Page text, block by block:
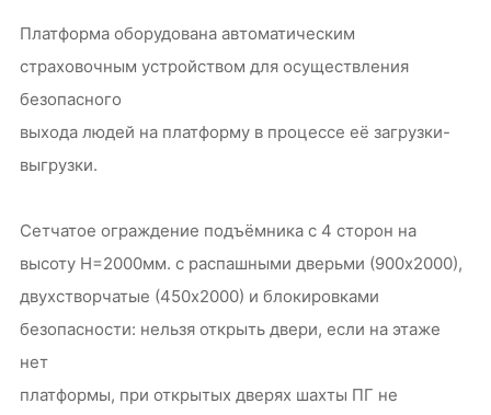
Платформа оборудована автоматическим
страховочным устройством для осуществления
безопасного
выхода людей на платформу в процессе её загрузки-
выгрузки.
Сетчатое ограждение подъёмника с 4 сторон на
высоту Н=2000мм. с распашными дверьми (900х2000),
двухстворчатые (450х2000) и блокировками
безопасности: нельзя открыть двери, если на этаже
нет
платформы, при открытых дверях шахты ПГ не